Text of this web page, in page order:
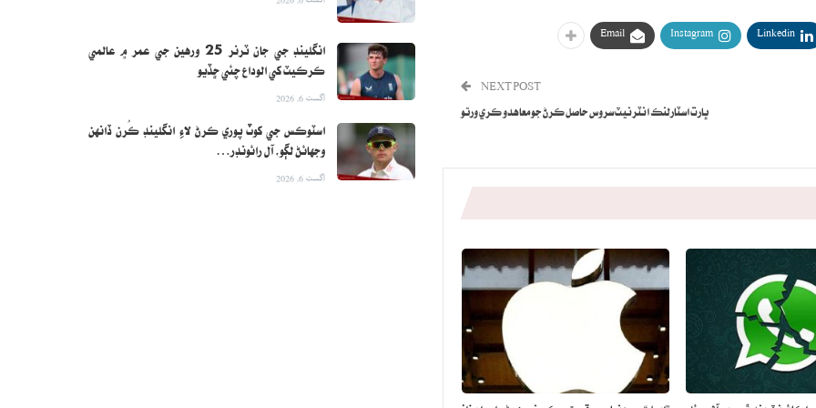
Linkedin
Instagram
Email
NEXT POST
ڀارت اسٽارلنڪ انٽرنيٽ سروس حاصل ڪرڻ جو معاهدو ڪري ورتو
انگلينڊ جي جان ٽرنر 25 ورهين جي عمر ۾ عالمي
ڪرڪيٽ کي الوداع چئي ڇڏيو
اگست 6, 2026
اسٽوڪس جي کوٽ پوري ڪرڻ لاءِ انگلينڊ ڪُرن ڏانهن
وجهائڻ لڳو، آل رائونڊر…
اگست 6, 2026